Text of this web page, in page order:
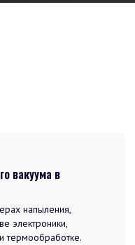
вакуума в
напыления,
электроники,
термообработке.